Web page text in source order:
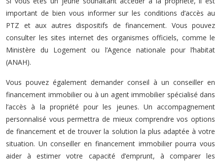
important de bien vous informer sur les conditions d’accès au
PTZ et aux autres dispositifs de financement. Vous pouvez
consulter les sites internet des organismes officiels, comme le
Ministère du Logement ou l’Agence nationale pour l’habitat
(ANAH).
Vous pouvez également demander conseil à un conseiller en
financement immobilier ou à un agent immobilier spécialisé dans
l’accès à la propriété pour les jeunes. Un accompagnement
personnalisé vous permettra de mieux comprendre vos options
de financement et de trouver la solution la plus adaptée à votre
situation. Un conseiller en financement immobilier pourra vous
aider à estimer votre capacité d’emprunt, à comparer les